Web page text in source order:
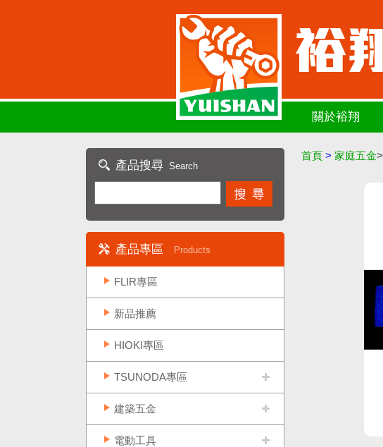
關於裕翔
產品搜尋 Search
產品專區 Products
FLIR專區
新品推薦
HIOKI專區
TSUNODA專區
建築五金
電動工具
首頁 > 家庭五金>